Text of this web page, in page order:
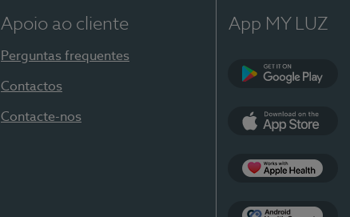
Apoio ao cliente
Perguntas frequentes
Contactos
Contacte-nos
App MY LUZ